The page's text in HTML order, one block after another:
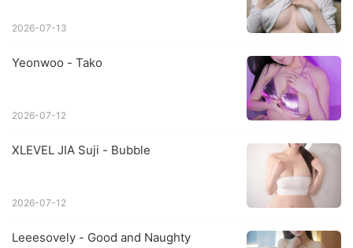
2026-07-13
Yeonwoo - Tako
2026-07-12
XLEVEL JIA Suji - Bubble
2026-07-12
Leeesovely - Good and Naughty